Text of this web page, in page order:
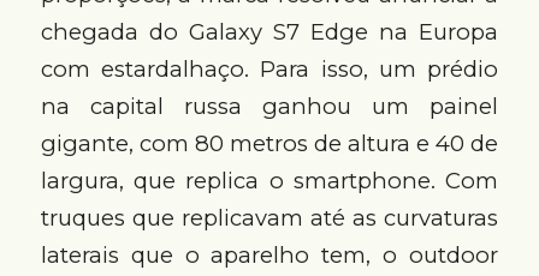
chegada do Galaxy S7 Edge na Europa
com estardalhaço. Para isso, um prédio
na capital russa ganhou um painel
gigante, com 80 metros de altura e 40 de
largura, que replica o smartphone. Com
truques que replicavam até as curvaturas
laterais que o aparelho tem, o outdoor